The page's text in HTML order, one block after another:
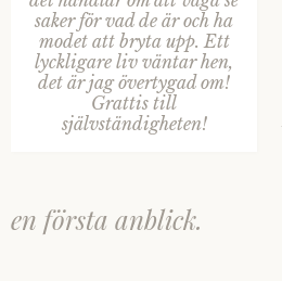
saker för vad de är och ha
modet att bryta upp. Ett
lyckligare liv väntar hen,
det är jag övertygad om!
Grattis till
självständigheten!
en första anblick.